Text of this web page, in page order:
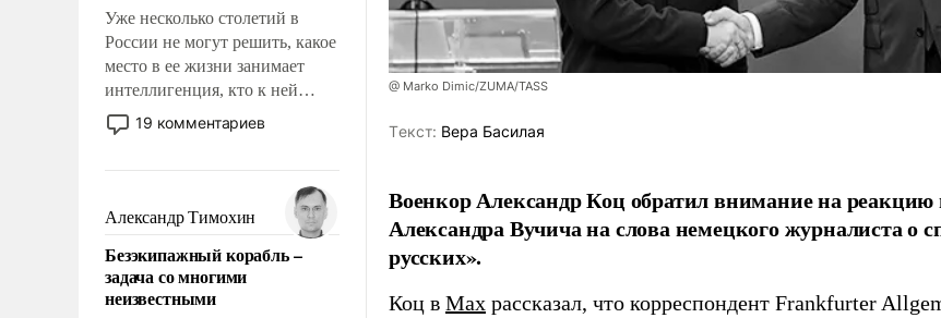
Уже несколько столетий в
России не могут решить, какое
место в ее жизни занимает
интеллигенция, кто к ней
принадлежит, а кого из нее
исключили с правом
чем она отличается от просто
образованных людей. Иногда
казалось, что эти вопросы
решены раз и навсегда, но –
нет, не решены.
19 комментариев
Александр Тимохин
Безэкипажный корабль –
задача со многими
неизвестными
@ Marko Dimic/ZUMA/TASS
Tекст: Вера Басилая
Военкор Александр Коц обратил внимание на реакцию
Александра Вучича на слова немецкого журналиста о
русских».
Коц в Мах рассказал, что корреспондент Frankfurter